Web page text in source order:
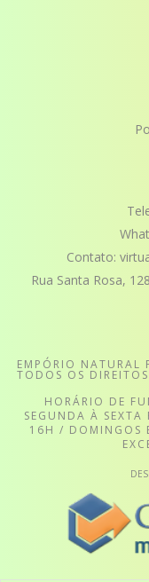
Contato:
Rua Santa Rosa,
EMPÓRIO
TODOS OS
HORÁRIO DE
SEGUNDA À
16H / DOMINGOS